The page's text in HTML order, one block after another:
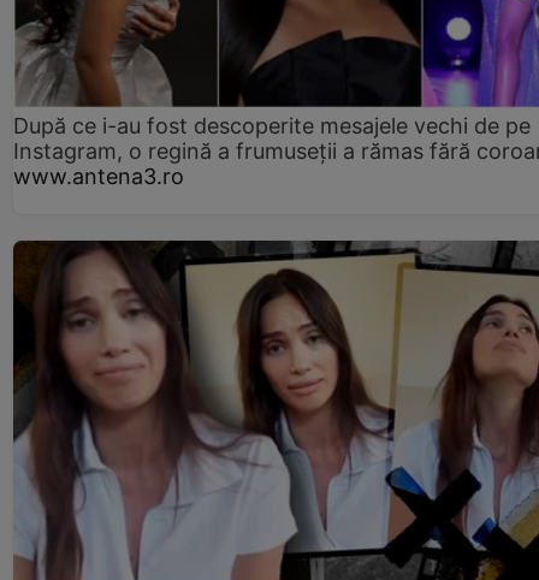
După ce i-au fost descoperite mesajele vechi de pe
Instagram, o regină a frumuseții a rămas fără
www.antena3.ro